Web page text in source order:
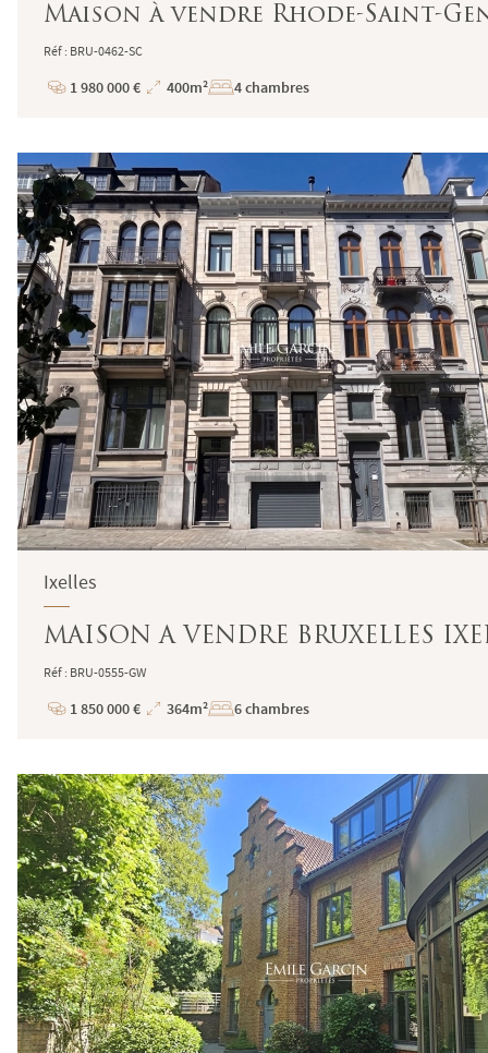
Maison à vendre Rhode-Saint-
Réf : BRU-0462-SC
Prix
1 980 000 €
Superficie
400m² 4 chambres
Ixelles
MAISON A VENDRE BRUXELLES
Réf : BRU-0555-GW
Prix
1 850 000 €
Superficie
364m² 6 chambres